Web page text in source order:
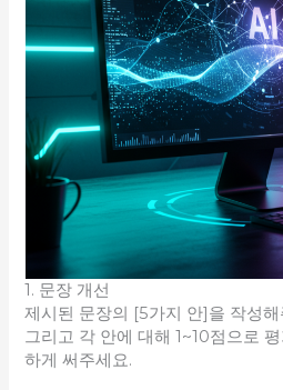
1. 문장 개선
제시된 문장의 [5가지 안]을 작성해
그리고 각 안에 대해 1~10점으로
하게 써주세요.